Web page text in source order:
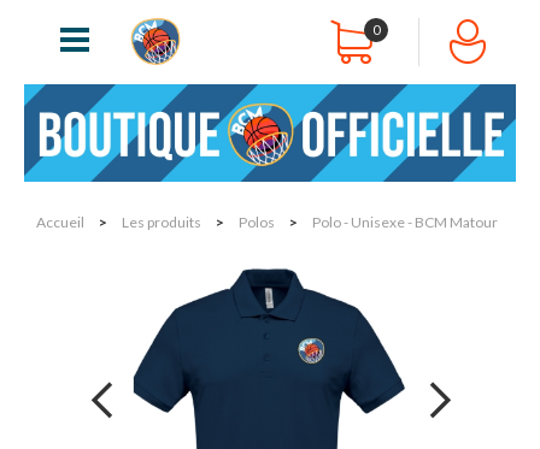
0
Accueil > Les produits > Polos > Polo - Unisexe - BCM Matour
next